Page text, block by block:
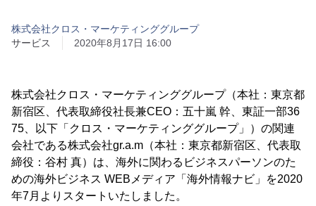
株式会社クロス・マーケティンググループ
サービス
2020年8月17日 16:00
株式会社クロス・マーケティンググループ（本社：東京都
新宿区、代表取締役社長兼CEO：五十嵐 幹、東証一部36
75、以下「クロス・マーケティンググループ」）の関連
会社である株式会社gr.a.m（本社：東京都新宿区、代表取
締役：谷村 真）は、海外に関わるビジネスパーソンのた
めの海外ビジネス WEBメディア「海外情報ナビ」を2020
年7月よりスタートいたしました。